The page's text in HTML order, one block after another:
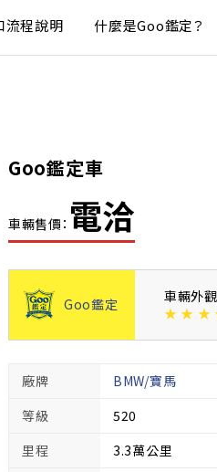
流程說明 什麼是Goo鑑定？
Goo鑑定車
車輛售價： 電洽
Goo鑑定
車輛外觀
★ ★ ★
廠牌 BMW/寶馬
等級
520
里程
3.3萬公里